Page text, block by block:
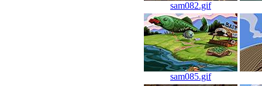
sam082.gif
sam085.gif